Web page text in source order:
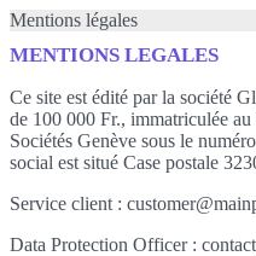
Mentions légales
MENTIONS LEGALES
Ce site est édité par la société
de 100 000 Fr., immatriculée
Sociétés Genève sous le
social est situé Case postale
Service client :
Data Protection Officer :